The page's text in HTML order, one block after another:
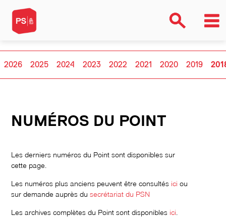
2026 2025 2024 2023 2022 2021 2020 2019
NUMÉROS DU POINT
Les derniers numéros du Point sont disponibles sur
cette page.
Les numéros plus anciens peuvent être consultés ici ou
sur demande auprès dusecrétariat du PSN
Les archives complètes du Point sont disponibles ici